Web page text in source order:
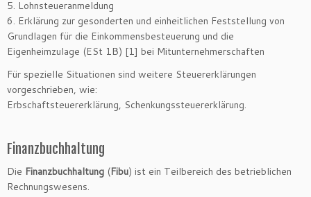
5. Lohnsteueranmeldung
6. Erklärung zur gesonderten und einheitlichen Feststellung von
Grundlagen für die Einkommensbesteuerung und die
Eigenheimzulage (ESt 1B) [1] bei Mitunternehmerschaften
Für spezielle Situationen sind weitere Steuererklärungen
vorgeschrieben, wie:
Erbschaftsteuererklärung, Schenkungssteuererklärung.
Finanzbuchhaltung
Die Finanzbuchhaltung (Fibu) ist ein Teilbereich des betrieblichen
Rechnungswesens.